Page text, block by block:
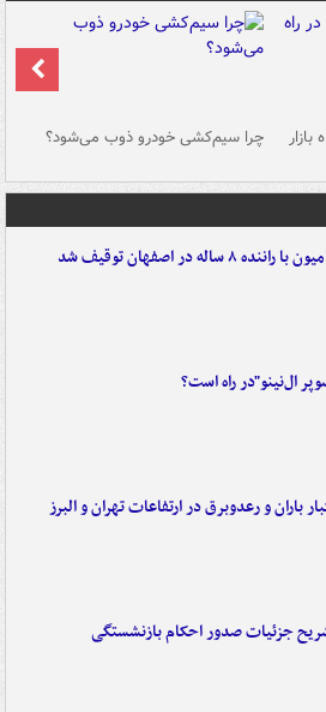
چرا سیم‌کشی خودرو ذوب می‌شود؟
راننده ۸ ساله در اصفهان توقیف شد
ال‌نینو"در راه است؟
باران و رعدوبرق در ارتفاعات تهران و البرز
جزئیات صدور احکام بازنشستگی